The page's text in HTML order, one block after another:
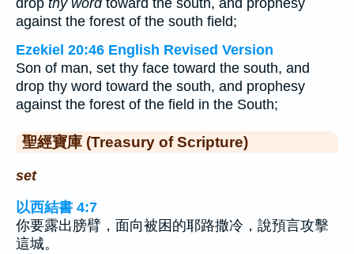
drop thy wordtoward the south, and prophesy
against the forest of the south field;
Ezekiel 20:46 English Revised Version
Son of man, set thy face toward the south, and
drop thy word toward the south, and prophesy
against the forest of the field in the South;
聖經寶庫 (Treasury of Scripture)
set
以西結書 4:7
你要露出膀臂，面向被困的耶路撒冷，說預言攻擊
這城。